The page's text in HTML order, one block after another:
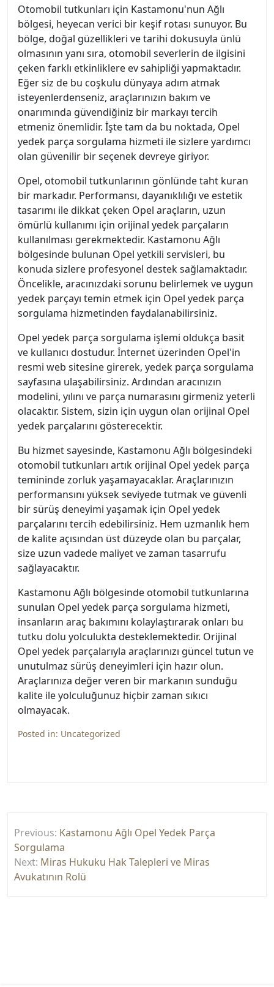
Otomobil tutkunları için Kastamonu'nun Ağlı
bölgesi, heyecan verici bir keşif rotası sunuyor. Bu
bölge, doğal güzellikleri ve tarihi dokusuyla ünlü
olmasının yanı sıra, otomobil severlerin de ilgisini
çeken farklı etkinliklere ev sahipliği yapmaktadır.
Eğer siz de bu coşkulu dünyaya adım atmak
isteyenlerdenseniz, araçlarınızın bakım ve
onarımında güvendiğiniz bir markayı tercih
etmeniz önemlidir. İşte tam da bu noktada, Opel
yedek parça sorgulama hizmeti ile sizlere yardımcı
olan güvenilir bir seçenek devreye giriyor.
Opel, otomobil tutkunlarının gönlünde taht kuran
bir markadır. Performansı, dayanıklılığı ve estetik
tasarımı ile dikkat çeken Opel araçların, uzun
ömürlü kullanımı için orijinal yedek parçaların
kullanılması gerekmektedir. Kastamonu Ağlı
bölgesinde bulunan Opel yetkili servisleri, bu
konuda sizlere profesyonel destek sağlamaktadır.
Öncelikle, aracınızdaki sorunu belirlemek ve uygun
yedek parçayı temin etmek için Opel yedek parça
sorgulama hizmetinden faydalanabilirsiniz.
Opel yedek parça sorgulama işlemi oldukça basit
ve kullanıcı dostudur. İnternet üzerinden Opel'in
resmi web sitesine girerek, yedek parça sorgulama
sayfasına ulaşabilirsiniz. Ardından aracınızın
modelini, yılını ve parça numarasını girmeniz yeterli
olacaktır. Sistem, sizin için uygun olan orijinal Opel
yedek parçalarını gösterecektir.
Bu hizmet sayesinde, Kastamonu Ağlı bölgesindeki
otomobil tutkunları artık orijinal Opel yedek parça
temininde zorluk yaşamayacaklar. Araçlarınızın
performansını yüksek seviyede tutmak ve güvenli
bir sürüş deneyimi yaşamak için Opel yedek
parçalarını tercih edebilirsiniz. Hem uzmanlık hem
de kalite açısından üst düzeyde olan bu parçalar,
size uzun vadede maliyet ve zaman tasarrufu
sağlayacaktır.
Kastamonu Ağlı bölgesinde otomobil tutkunlarına
sunulan Opel yedek parça sorgulama hizmeti,
insanların araç bakımını kolaylaştırarak onları bu
tutku dolu yolculukta desteklemektedir. Orijinal
Opel yedek parçalarıyla araçlarınızı güncel tutun ve
unutulmaz sürüş deneyimleri için hazır olun.
Araçlarınıza değer veren bir markanın sunduğu
kalite ile yolculuğunuz hiçbir zaman sıkıcı
olmayacak.
Posted in: Uncategorized
gezinmesi
Previous: Kastamonu Ağlı Opel Yedek Parça
Sorgulama
Next: Miras Hukuku Hak Talepleri ve Miras
Avukatının Rolü